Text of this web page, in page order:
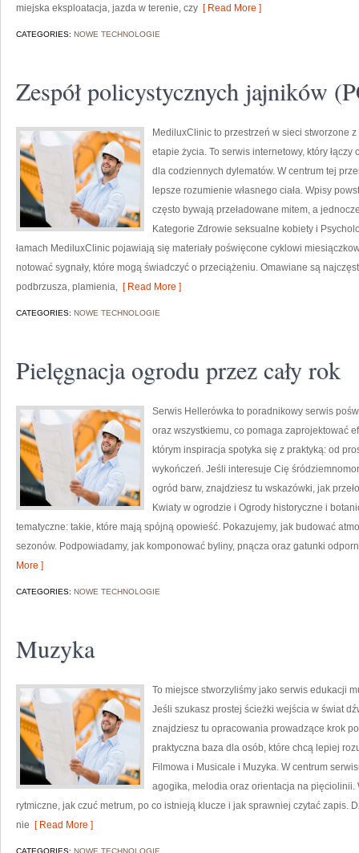
miejska eksploatacja, jazda w terenie, czy [ Read More ]
CATEGORIES: NOWE TECHNOLOGIE
Zespół policystycznych jajników
MediluxClinic to przestrzeń w sieci stworzone
etapie życia. To serwis internetowy, który
dla codziennych dylematów. W centrum tej
lepsze rozumienie własnego ciała. Wpisy
często bywają przeładowane mitem, a
Kategorie Zdrowie seksualne kobiety i
łamach MediluxClinic pojawiają się materiały poświęcone cyklowi
notować sygnały, które mogą świadczyć o przeciążeniu. Omawiane są
podbrzusza, plamienia, [ Read More ]
CATEGORIES: NOWE TECHNOLOGIE
Pielęgnacja ogrodu przez cały rok
Serwis Hellerówka to poradnikowy serwis
oraz wszystkiemu, co pomaga zaprojektować
którym inspiracja spotyka się z praktyką: od
wykończeń. Jeśli interesuje Cię
ogród barw, znajdziesz tu wskazówki, jak
Kwiaty w ogrodzie i Ogrody historyczne i
tematyczne: takie, które mają spójną opowieść. Pokazujemy, jak budować
sezonów. Podpowiadamy, jak komponować byliny, pnącza oraz gatunki
More ]
CATEGORIES: NOWE TECHNOLOGIE
Muzyka
To miejsce stworzyliśmy jako serwis edukacji
Jeśli szukasz prostej ścieżki wejścia w świat
znajdziesz tu opracowania prowadzące krok
praktyczna baza dla osób, które chcą lepiej
Filmowa i Musicale i Muzyka. W centrum
agogika, melodia oraz orientacja na pięciolinii.
rytmiczne, jak czuć metrum, po co istnieją klucze i jak sprawniej czytać zapis.
nie [ Read More ]
CATEGORIES: NOWE TECHNOLOGIE